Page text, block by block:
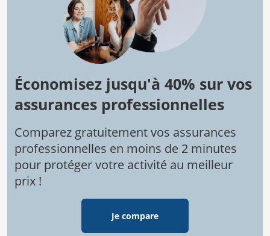
Économisez jusqu'à 40% sur vos
assurances professionnelles
Comparez gratuitement vos assurances
professionnelles en moins de 2 minutes
pour protéger votre activité au meilleur
prix !
Je compare